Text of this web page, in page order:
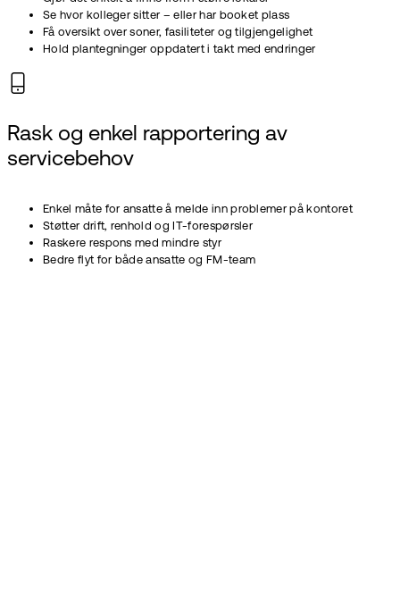
Se hvor kolleger sitter – eller har booket plass
Få oversikt over soner, fasiliteter og tilgjengelighet
Hold plantegninger oppdatert i takt med endringer
Rask og enkel rapportering av
servicebehov
Enkel måte for ansatte å melde inn problemer på kontoret
Støtter drift, renhold og IT-forespørsler
Raskere respons med mindre styr
Bedre flyt for både ansatte og FM-team